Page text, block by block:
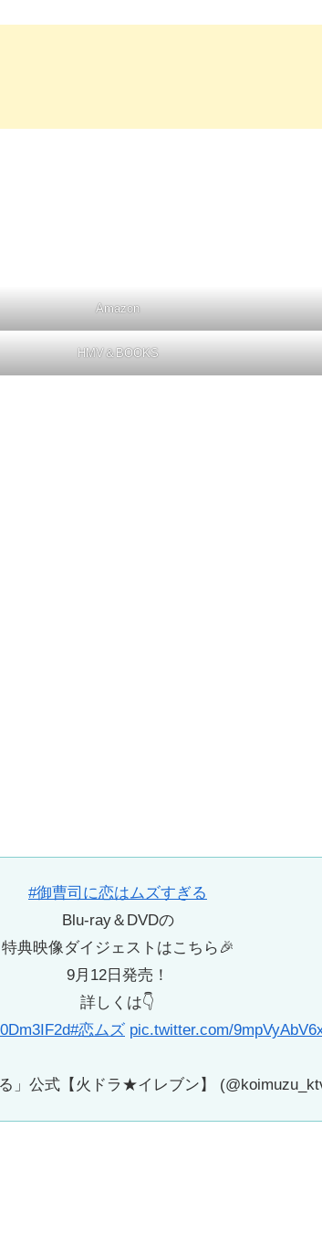
Amazon
HMV＆BOOKS
#御曹司に恋はムズすぎる
Blu-ray＆DVDの
特典映像ダイジェストはこちら🎉
9月12日発売！
詳しくは👇
#恋ムズ pic.twitter.com/
」公式【火ドラ★イレブン】